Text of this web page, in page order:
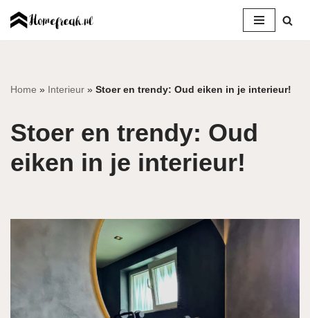
inhoud
Home » Interieur » Stoer en trendy: Oud eiken in je interieur!
Stoer en trendy: Oud
eiken in je interieur!